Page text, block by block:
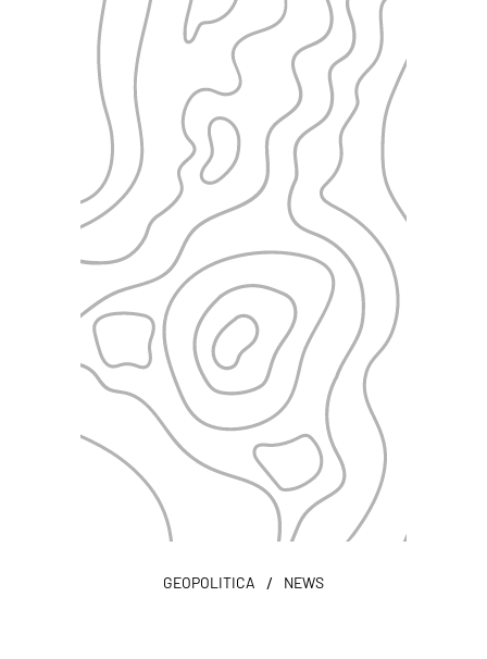
GEOPOLITICA / NEWS